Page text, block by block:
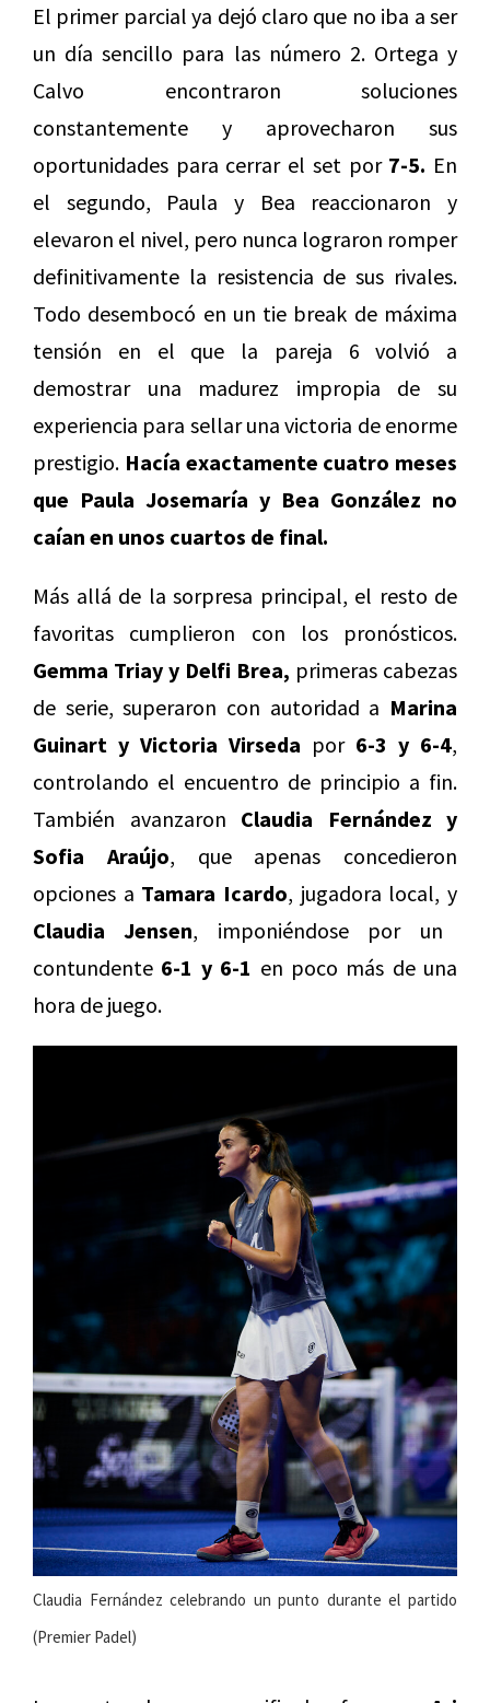
El primer parcial ya dejó claro que no iba a ser
un día sencillo para las número 2. Ortega y
Calvo encontraron soluciones
constantemente y aprovecharon sus
oportunidades para cerrar el set por7-5. En
el segundo, Paula y Bea reaccionaron y
elevaron el nivel, pero nunca lograron romper
definitivamente la resistencia de sus rivales.
Todo desembocó en un tie break de máxima
tensión en el que la pareja 6 volvió a
demostrar una madurez impropia de su
experiencia para sellar una victoria de enorme
prestigio. Hacía exactamente cuatro meses
que Paula Josemaría y Bea González no
caían en unos cuartos de final.
Más allá de la sorpresa principal, el resto de
favoritas cumplieron con los pronósticos.
Gemma Triay y Delfi Brea, primeras cabezas
de serie, superaron con autoridad a Marina
Guinart y Victoria Virseda por6-3 y 6-4,
controlando el encuentro de principio a fin.
También avanzaron Claudia Fernández y
Sofia Araújo, que apenas concedieron
opciones a Tamara Icardo, jugadora local, y
Claudia Jensen, imponiéndose por un
contundente 6-1 y 6-1 en poco más de una
hora de juego.
Claudia Fernández celebrando un punto durante el partido
(Premier Padel)